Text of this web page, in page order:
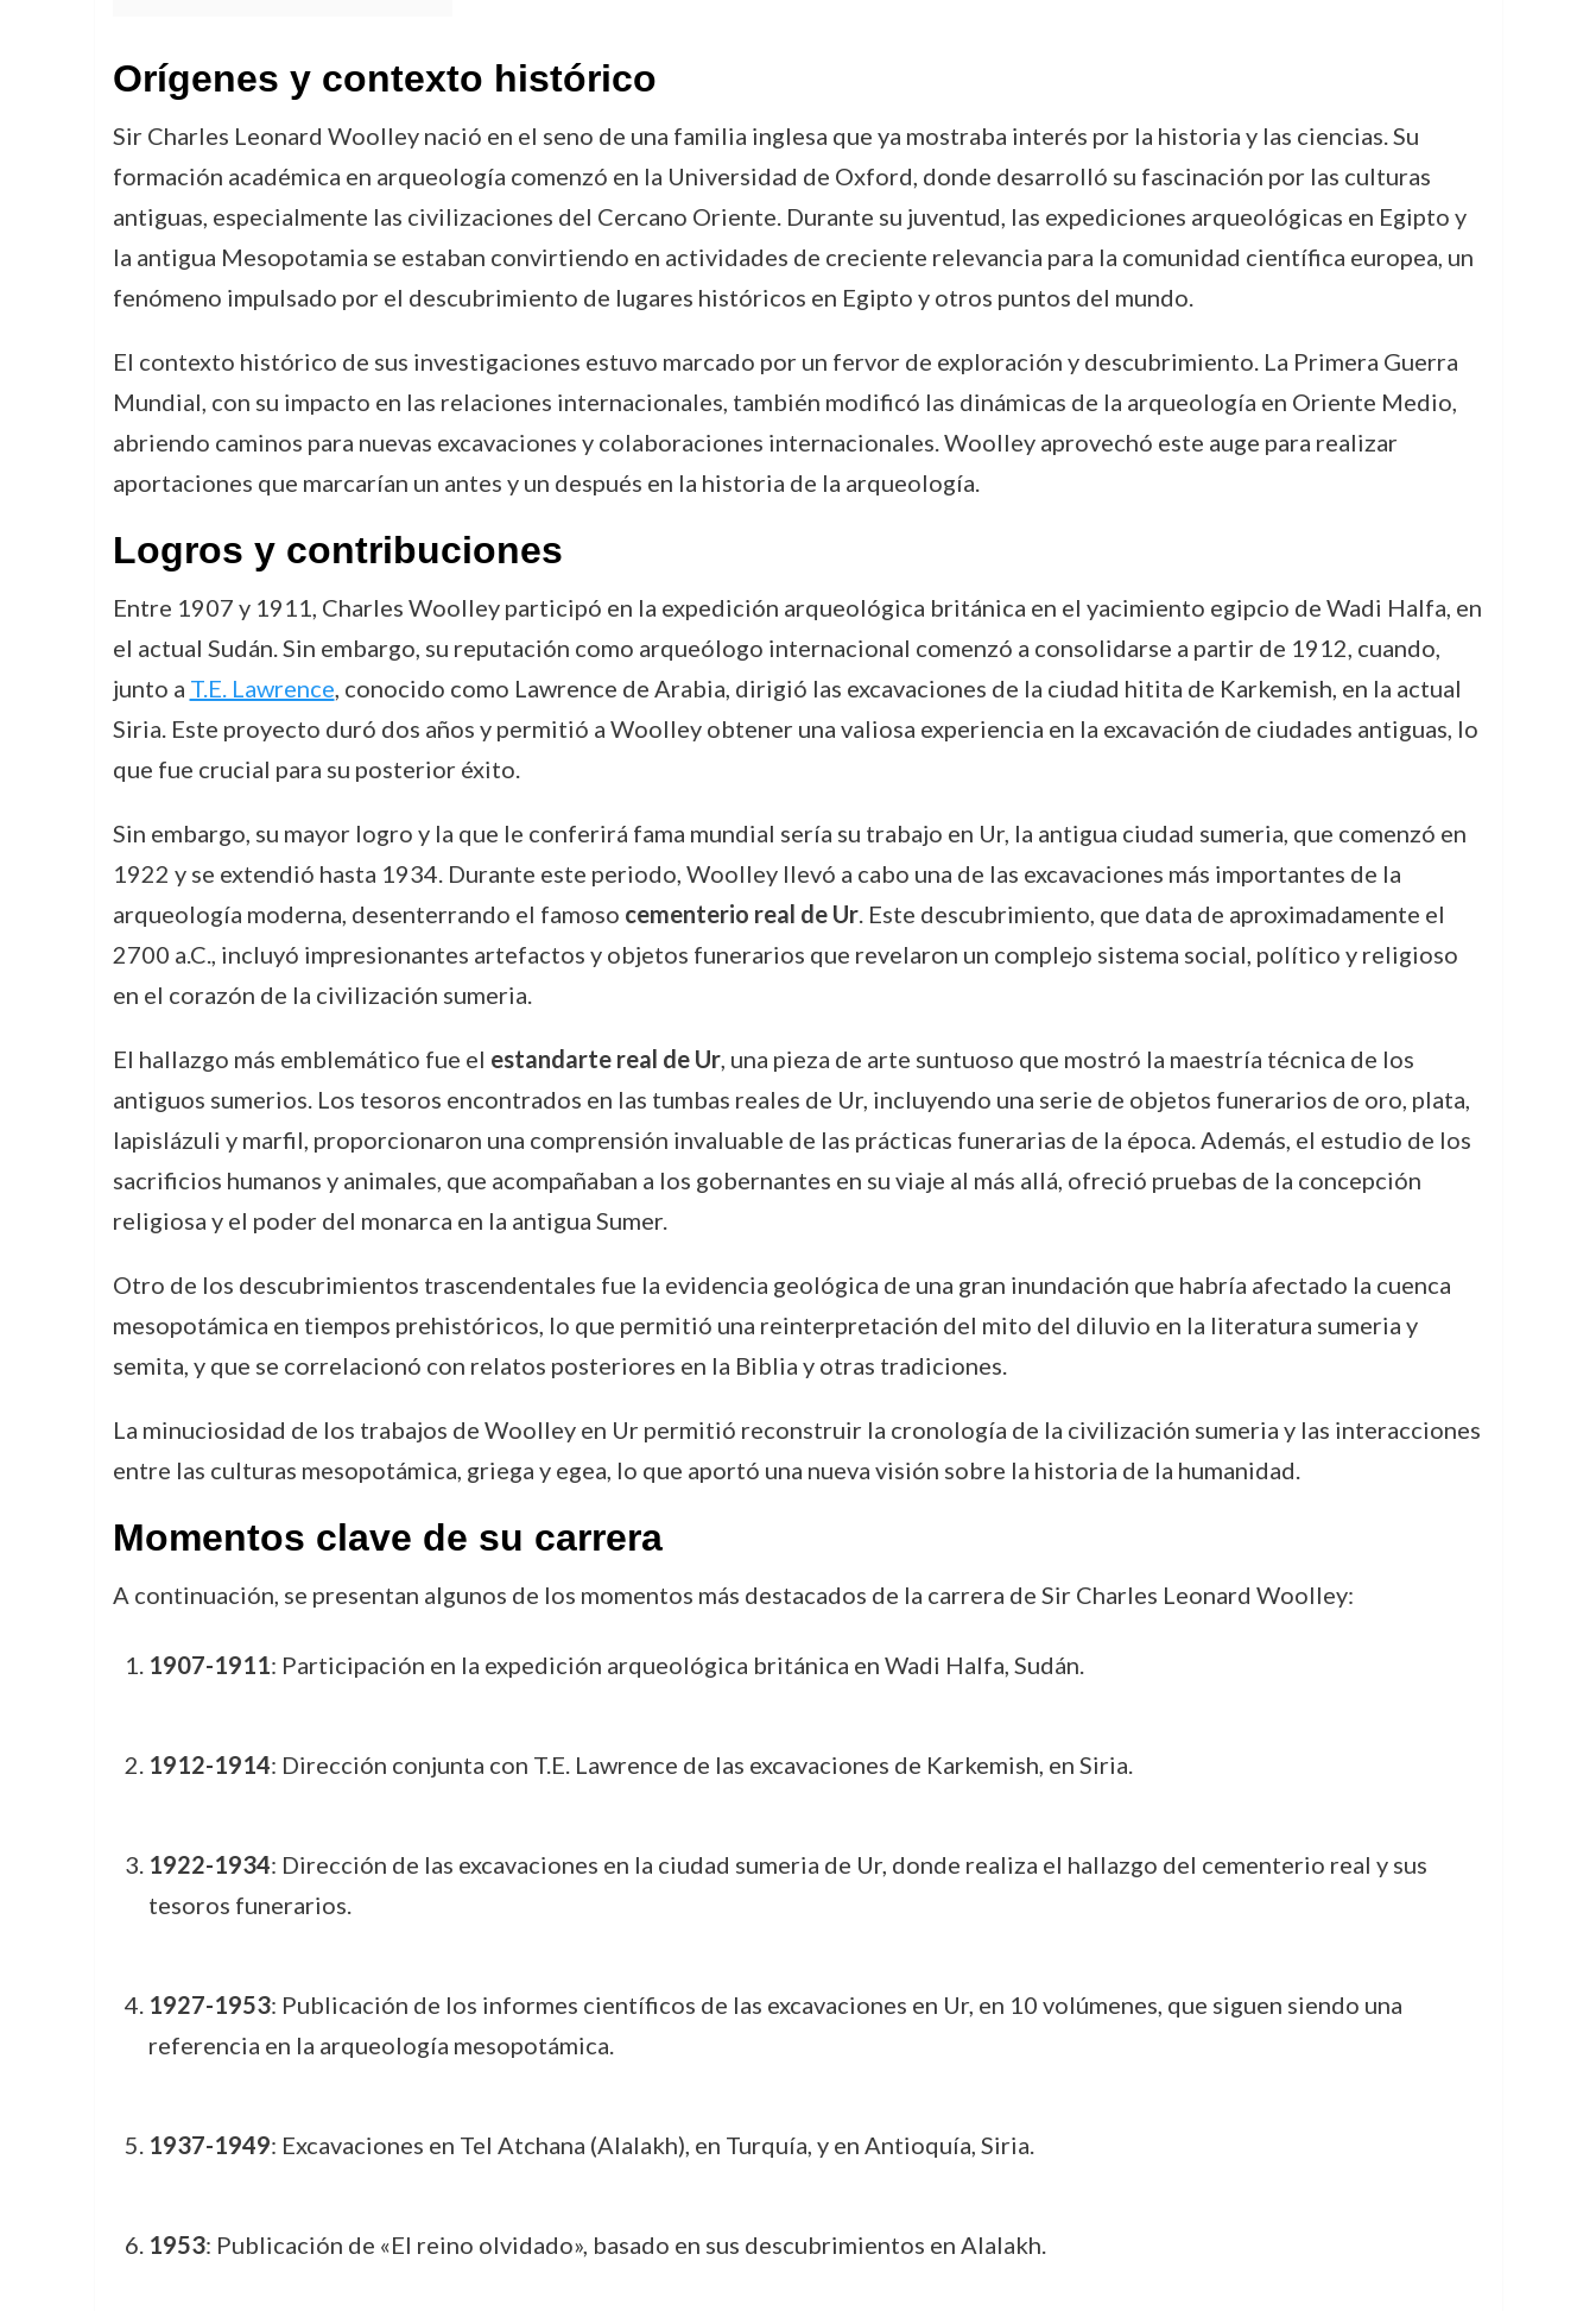
Orígenes y contexto histórico
Sir Charles Leonard Woolley nació en el seno de una familia inglesa que ya mostraba interés por la historia y las ciencias. Su
formación académica en arqueología comenzó en la Universidad de Oxford, donde desarrolló su fascinación por las culturas
antiguas, especialmente las civilizaciones del Cercano Oriente. Durante su juventud, las expediciones arqueológicas en Egipto y
la antigua Mesopotamia se estaban convirtiendo en actividades de creciente relevancia para la comunidad científica europea, un
fenómeno impulsado por el descubrimiento de lugares históricos en Egipto y otros puntos del mundo.
El contexto histórico de sus investigaciones estuvo marcado por un fervor de exploración y descubrimiento. La Primera Guerra
Mundial, con su impacto en las relaciones internacionales, también modificó las dinámicas de la arqueología en Oriente Medio,
abriendo caminos para nuevas excavaciones y colaboraciones internacionales. Woolley aprovechó este auge para realizar
aportaciones que marcarían un antes y un después en la historia de la arqueología.
Logros y contribuciones
Entre 1907 y 1911, Charles Woolley participó en la expedición arqueológica británica en el yacimiento egipcio de Wadi Halfa, en
el actual Sudán. Sin embargo, su reputación como arqueólogo internacional comenzó a consolidarse a partir de 1912, cuando,
junto a T.E. Lawrence, conocido como Lawrence de Arabia, dirigió las excavaciones de la ciudad hitita de Karkemish, en la actual
Siria. Este proyecto duró dos años y permitió a Woolley obtener una valiosa experiencia en la excavación de ciudades antiguas, lo
que fue crucial para su posterior éxito.
Sin embargo, su mayor logro y la que le conferirá fama mundial sería su trabajo en Ur, la antigua ciudad sumeria, que comenzó en
1922 y se extendió hasta 1934. Durante este periodo, Woolley llevó a cabo una de las excavaciones más importantes de la
arqueología moderna, desenterrando el famoso cementerio real de Ur. Este descubrimiento, que data de aproximadamente el
2700 a.C., incluyó impresionantes artefactos y objetos funerarios que revelaron un complejo sistema social, político y religioso
en el corazón de la civilización sumeria.
El hallazgo más emblemático fue el estandarte real de Ur, una pieza de arte suntuoso que mostró la maestría técnica de los
antiguos sumerios. Los tesoros encontrados en las tumbas reales de Ur, incluyendo una serie de objetos funerarios de oro, plata,
lapislázuli y marfil, proporcionaron una comprensión invaluable de las prácticas funerarias de la época. Además, el estudio de los
sacrificios humanos y animales, que acompañaban a los gobernantes en su viaje al más allá, ofreció pruebas de la concepción
religiosa y el poder del monarca en la antigua Sumer.
Otro de los descubrimientos trascendentales fue la evidencia geológica de una gran inundación que habría afectado la cuenca
mesopotámica en tiempos prehistóricos, lo que permitió una reinterpretación del mito del diluvio en la literatura sumeria y
semita, y que se correlacionó con relatos posteriores en la Biblia y otras tradiciones.
La minuciosidad de los trabajos de Woolley en Ur permitió reconstruir la cronología de la civilización sumeria y las interacciones
entre las culturas mesopotámica, griega y egea, lo que aportó una nueva visión sobre la historia de la humanidad.
Momentos clave de su carrera
A continuación, se presentan algunos de los momentos más destacados de la carrera de Sir Charles Leonard Woolley:
1907-1911: Participación en la expedición arqueológica británica en Wadi Halfa, Sudán.
1912-1914: Dirección conjunta con T.E. Lawrence de las excavaciones de Karkemish, en Siria.
1922-1934: Dirección de las excavaciones en la ciudad sumeria de Ur, donde realiza el hallazgo del cementerio real y sus
tesoros funerarios.
1927-1953: Publicación de los informes científicos de las excavaciones en Ur, en 10 volúmenes, que siguen siendo una
referencia en la arqueología mesopotámica.
1937-1949: Excavaciones en Tel Atchana (Alalakh), en Turquía, y en Antioquía, Siria.
1953: Publicación de «El reino olvidado», basado en sus descubrimientos en Alalakh.